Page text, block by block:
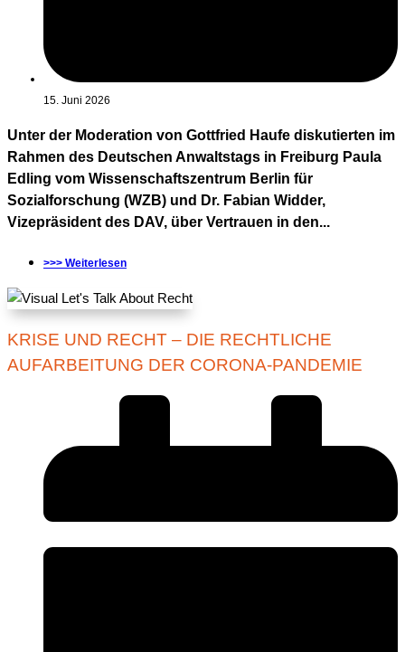
15. Juni 2026
Unter der Moderation von Gottfried Haufe diskutierten im
Rahmen des Deutschen Anwaltstags in Freiburg Paula
Edling vom Wissenschaftszentrum Berlin für
Sozialforschung (WZB) und Dr. Fabian Widder,
Vizepräsident des DAV, über Vertrauen in den...
>>> Weiterlesen
KRISE UND RECHT – DIE RECHTLICHE
AUFARBEITUNG DER CORONA-PANDEMIE